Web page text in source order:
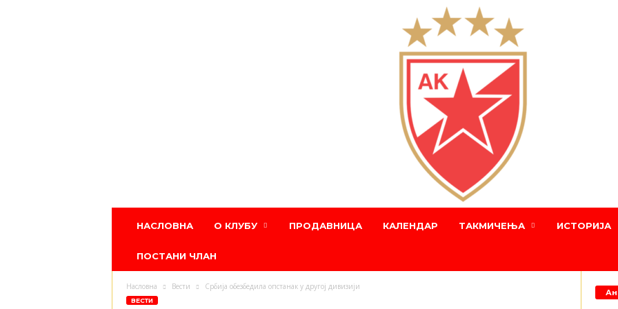
звезда
НАСЛОВНА О КЛУБУ ПРОДАВНИЦА КАЛЕНДАР ТАКМИЧЕЊА ИСТОРИЈА
ПОСТАНИ ЧЛАН
Насловна Вести Србија обезбедила опстанак у другој дивизији
ВЕСТИ